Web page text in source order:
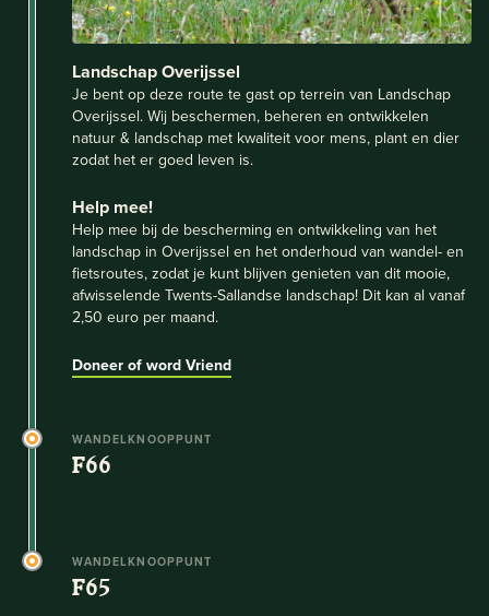
Landschap Overijssel
Je bent op deze route te gast op terrein van Landschap
Overijssel. Wij beschermen, beheren en ontwikkelen
natuur & landschap met kwaliteit voor mens, plant en dier
zodat het er goed leven is.
Help mee!
Help mee bij de bescherming en ontwikkeling van het
landschap in Overijssel en het onderhoud van wandel- en
fietsroutes, zodat je kunt blijven genieten van dit mooie,
afwisselende Twents-Sallandse landschap! Dit kan al vanaf
2,50 euro per maand.
Doneer of word Vriend
WANDELKNOOPPUNT
F66
WANDELKNOOPPUNT
F65